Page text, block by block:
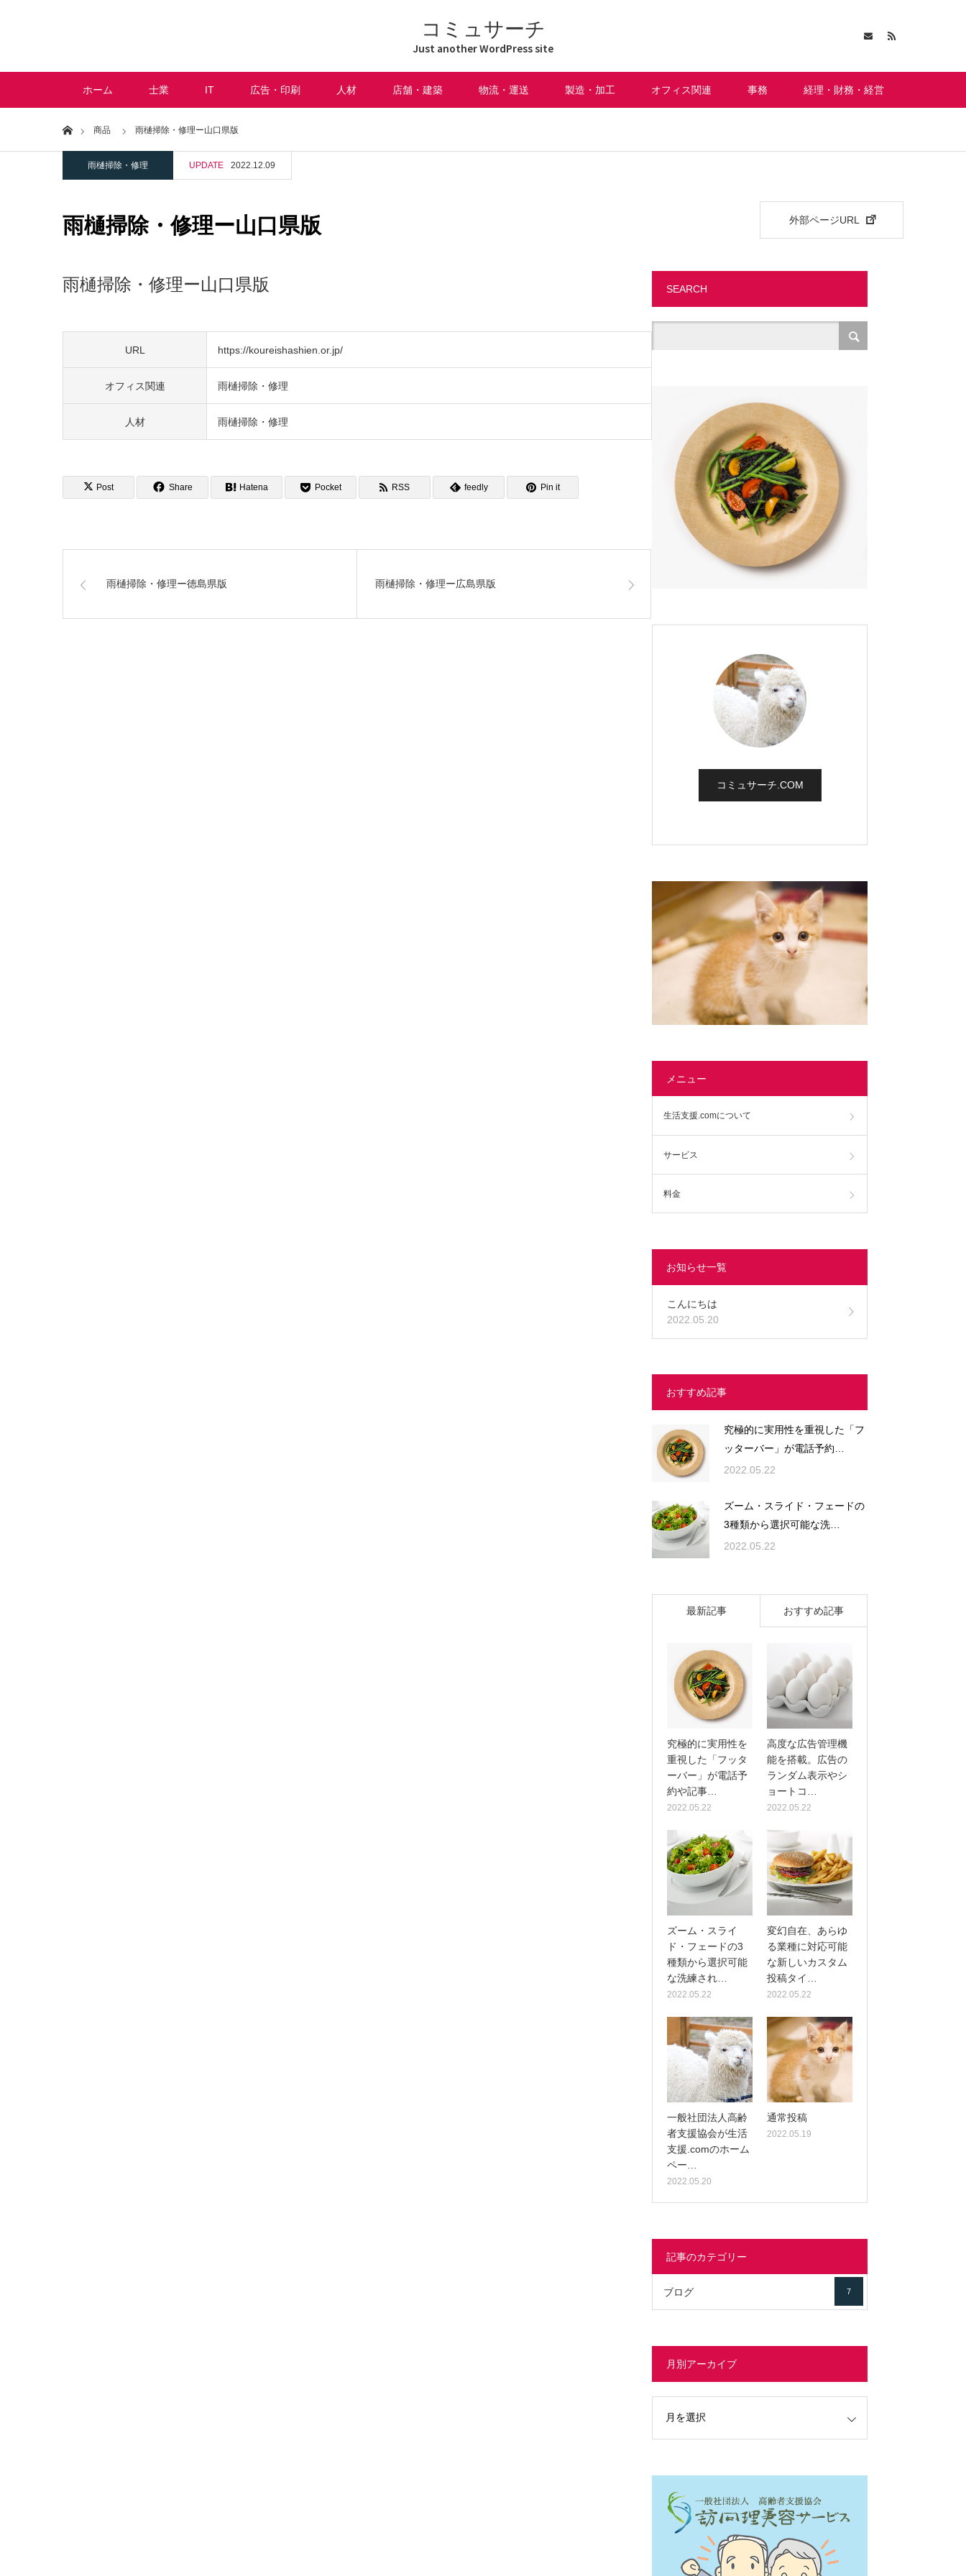
コミュサーチ
Just another WordPress site
ホーム 士業 IT 広告・印刷 人材 店舗・建築 物流・運送 製造・加工 オフィス関連 事務 経理・財務・経営
Home商品 雨樋掃除・修理ー山口県版
雨樋掃除・修理 UPDATE 2022.12.09
雨樋掃除・修理ー山口県版 外部ページURL
雨樋掃除・修理ー山口県版
URL https://koureishashien.or.jp/
オフィス関連 雨樋掃除・修理
人材 雨樋掃除・修理
Post Share Hatena Pocket RSS feedly Pin it
雨樋掃除・修理ー徳島県版 雨樋掃除・修理ー広島県版
SEARCH
コミュサーチ.COM
メニュー
生活支援.comについて
サービス
料金
お知らせ一覧
こんにちは
2022.05.20
おすすめ記事
究極的に実用性を重視した「フ
ッターバー」が電話予約…
2022.05.22
ズーム・スライド・フェードの
3種類から選択可能な洗…
2022.05.22
最新記事 おすすめ記事
究極的に実用性を
重視した「フッタ
ーバー」が電話予
約や記事…
2022.05.22
高度な広告管理機
能を搭載。広告の
ランダム表示やシ
ョートコ…
2022.05.22
ズーム・スライ
ド・フェードの3
種類から選択可能
な洗練され…
2022.05.22
変幻自在、あらゆ
る業種に対応可能
な新しいカスタム
投稿タイ…
2022.05.22
一般社団法人高齢
者支援協会が生活
支援.comのホーム
ペー…
2022.05.20
通常投稿
2022.05.19
記事のカテゴリー
ブログ 7
月別アーカイブ